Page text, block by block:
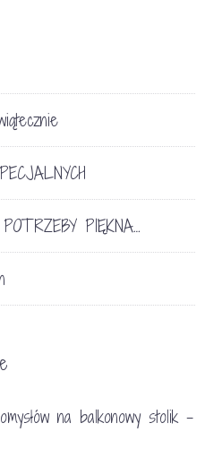
PIĘKNA…
na balkonowy stolik -